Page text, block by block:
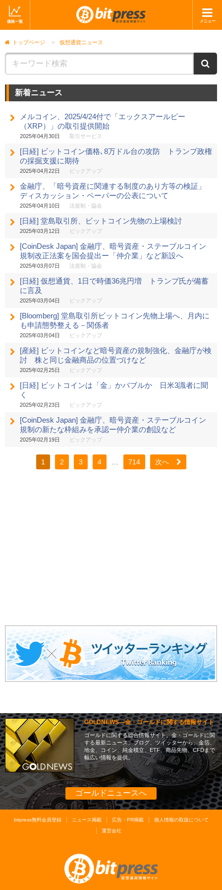
価格一覧 メニュー
ホーム
取引会社
ショップ
トップページ > 仮想通貨ニュース
新着ニュース
メルコイン、2025/4/24付で「エックスアールピー
（XRP）」の取引提供開始
2025年04月30日 取引サービス
[日経] ビットコイン価格､8万ドル台の攻防 トランプ政権
の採掘支援に期待
2025年04月22日 ピックアップ
金融庁、「暗号資産に関連する制度のあり方等の検証」
ディスカッション・ペーパーの公表について
2025年04月10日 法規制・協会
[日経] 堂島取引所、ビットコイン先物の上場検討
2025年03月12日 ピックアップ
[CoinDesk Japan] 金融庁、暗号資産・ステーブルコイン
規制改正法案を国会提出ー「仲介業」など新設へ
2025年03月07日 法規制・協会
[日経] 仮想通貨、1日で時価36兆円増 トランプ氏が備蓄
に言及
2025年03月04日 ピックアップ
[Bloomberg] 堂島取引所ビットコイン先物上場へ、月内に
も申請態勢整える－関係者
2025年03月04日 ピックアップ
[産経] ビットコインなど暗号資産の規制強化、金融庁が検
討 株と同じ金融商品の位置づけなど
2025年02月25日 ピックアップ
[日経] ビットコインは「金」かバブルか 日米3識者に聞
く
2025年02月23日 ピックアップ
[CoinDesk Japan] 金融庁、暗号資産・ステーブルコイン
規制の新たな枠組みを承認ー仲介業の創設など
2025年02月19日 ピックアップ
1 2 3 4 714 次へ
GOLDNEWS―金・ゴールドに関する情報サイト
ゴールドに関する総合情報サイト。金・ゴールドに関
する最新ニュース、ブログ、ツイッターから、金箔、
地金、コイン、純金積立、ETF、商品先物、CFDまで
幅広い情報を提供。
ゴールドニュースへ
bitpress無料会員登録 ニュース掲載 広告・PR掲載
個人情報の取扱について
運営会社